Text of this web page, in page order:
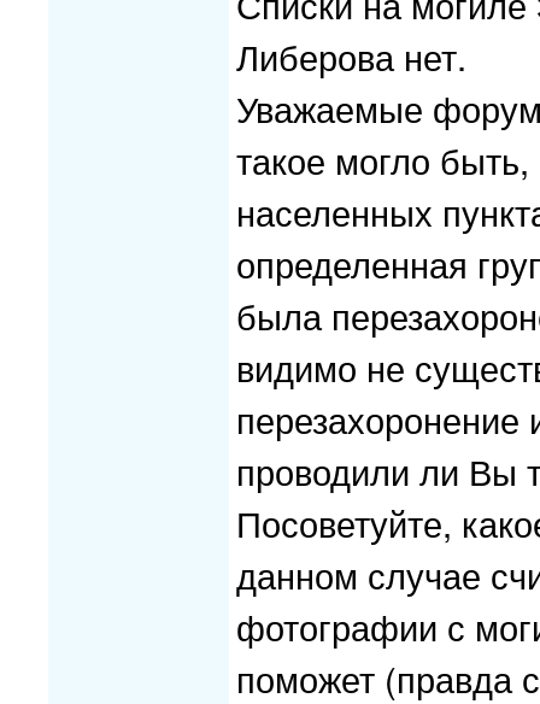
Либерова нет.
Уважаемые
такое могло
населенных
определенная
была
видимо не
перезахоронение
проводили ли Вы
Посоветуйте,
данном случае
фотографии с
поможет (правда